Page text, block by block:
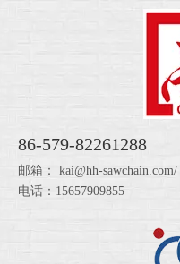
86-579-82261288
邮箱： kai@hh-sawchain.com/
电话：15657909855